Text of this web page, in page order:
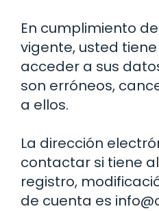
En cumplimiento
vigente, usted
acceder a sus
son erróneos,
a ellos.
La dirección
contactar si tiene
registro,
de cuenta es